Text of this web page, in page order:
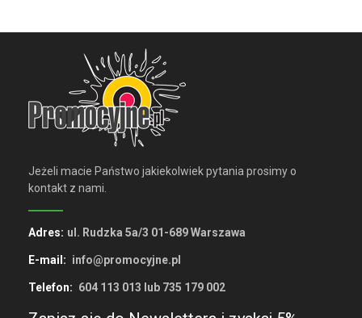
Jeżeli macie Państwo jakiekolwiek pytania prosimy o
kontakt z nami.
Adres: ul. Rudzka 5a/3 01-689 Warszawa
E-mail: info@promocyjne.pl
Telefon: 604 113 013 lub 735 179 002